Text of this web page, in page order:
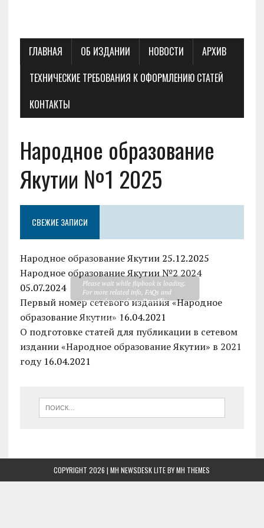
ГЛАВНАЯ ОБ ИЗДАНИИ НОВОСТИ
АРХИВ
ТЕХНИЧЕСКИЕ ТРЕБОВАНИЯ К ОФОРМЛЕНИЮ СТАТЕЙ
КОНТАКТЫ
Народное образование
Якутии №1 2025
Please wait while flipbook is loading.
For more related info, FAQs and
issues please refer toDearFlip
WordPress Flipbook Plugin Help
documentation.
СВЕЖИЕ ЗАПИСИ
Народное образование Якутии 25.12.2025
Народное образование Якутии №2 2024
05.07.2024
Первый номер сетевого издания «Народное
образование Якутии» 16.04.2021
О подготовке статей для публикации в сетевом
издании «Народное образование Якутии» в 2021
году 16.04.2021
COPYRIGHT 2026 | MH NEWSDESK LITE BYMH THEMES